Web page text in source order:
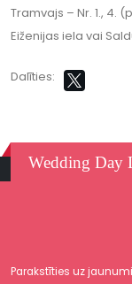
Tramvajs – Nr. 1., 4.
Eiženijas iela vai
Dalīties:
Wedding Day
Parakstīties uz